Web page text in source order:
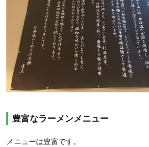
豊富なラーメンメニュー
メニューは豊富です。